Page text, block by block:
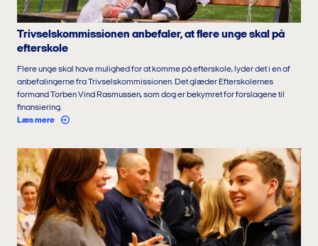
Trivselskommissionen anbefaler, at flere unge skal på
efterskole
Flere unge skal have mulighed for at komme på efterskole, lyder det i en af
anbefalingerne fra Trivselskommissionen. Det glæder Efterskolernes
formand Torben Vind Rasmussen, som dog er bekymret for forslagene til
finansiering.
Læs mere